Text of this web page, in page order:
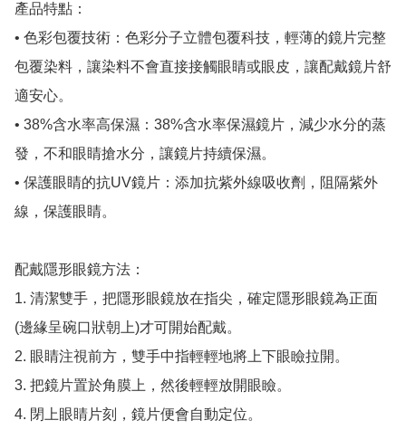
產品特點：
• 色彩包覆技術：色彩分子立體包覆科技，輕薄的鏡片完整
包覆染料，讓染料不會直接接觸眼睛或眼皮，讓配戴鏡片舒
適安心。
• 38%含水率高保濕：38%含水率保濕鏡片，減少水分的蒸
發，不和眼睛搶水分，讓鏡片持續保濕。
• 保護眼睛的抗UV鏡片：添加抗紫外線吸收劑，阻隔紫外
線，保護眼睛。
配戴隱形眼鏡方法：
1. 清潔雙手，把隱形眼鏡放在指尖，確定隱形眼鏡為正面
(邊緣呈碗口狀朝上)才可開始配戴。
2. 眼睛注視前方，雙手中指輕輕地將上下眼瞼拉開。
3. 把鏡片置於角膜上，然後輕輕放開眼瞼。
4. 閉上眼睛片刻，鏡片便會自動定位。